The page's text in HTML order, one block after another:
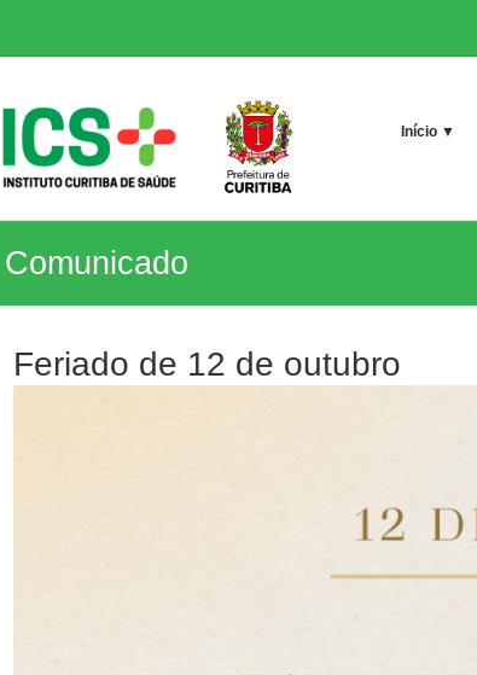
ICS
Saúde
Início ▼
Comunicado
Feriado de 12 de outubro